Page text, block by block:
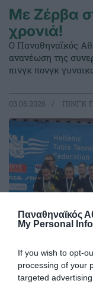
Παναθηναϊκός
My Personal
If you wish to opt-
processing of your
targeted
Με Ζέρβα
χρονιά!
Ο Παναθηναϊκός
ανανέωση της
πινγκ πονγκ
03.06.2026 ΠΙΝΓΚ